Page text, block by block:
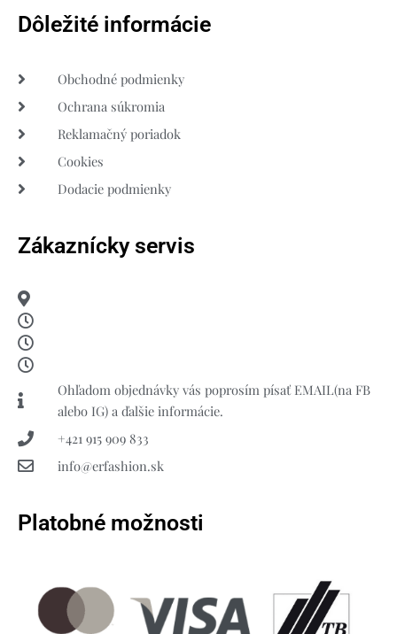
Dôležité informácie
Obchodné podmienky
Ochrana súkromia
Reklamačný poriadok
Cookies
Dodacie podmienky
Zákaznícky servis
Ohľadom objednávky vás poprosím písať EMAIL(na FB
alebo IG) a ďalšie informácie.
+421 915 909 833
info@erfashion.sk
Platobné možnosti